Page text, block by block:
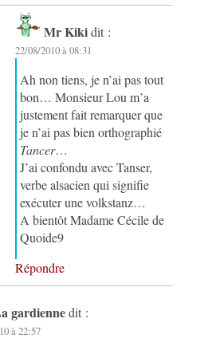
Mr Kiki dit :
22/08/2010 à 08:31
Ah non tiens, je n’ai pas tout
bon… Monsieur Lou m’a
justement fait remarquer que
je n’ai pas bien orthographié
Tancer…
J’ai confondu avec Tanser,
verbe alsacien qui signifie
exécuter une volkstanz…
A bientôt Madame Cécile de
Quoide9
Répondre
gardienne dit :
à 22:57